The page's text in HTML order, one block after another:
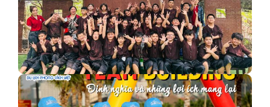
Đoàn 602 khách Trường Tiểu Học Chương Dương –
Happy Farm…